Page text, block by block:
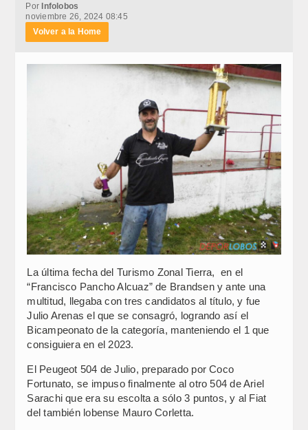
PorInfolobos
noviembre 26, 2024 08:45
Volver a la Home
La última fecha del Turismo Zonal Tierra, en el
“Francisco Pancho Alcuaz” de Brandsen y ante una
multitud, llegaba con tres candidatos al título, y fue
Julio Arenas el que se consagró, logrando así el
Bicampeonato de la categoría, manteniendo el 1 que
consiguiera en el 2023.
El Peugeot 504 de Julio, preparado por Coco
Fortunato, se impuso finalmente al otro 504 de Ariel
Sarachi que era su escolta a sólo 3 puntos, y al Fiat
del también lobense Mauro Corletta.